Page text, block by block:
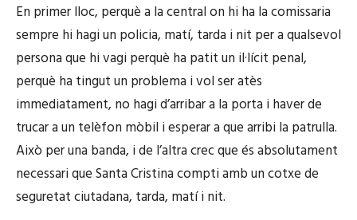
En primer lloc, perquè a la central on hi ha la comissaria
sempre hi hagi un policia, matí, tarda i nit per a qualsevol
persona que hi vagi perquè ha patit un il·lícit penal,
perquè ha tingut un problema i vol ser atès
immediatament, no hagi d’arribar a la porta i haver de
trucar a un telèfon mòbil i esperar a que arribi la patrulla.
Això per una banda, i de l’altra crec que és absolutament
necessari que Santa Cristina compti amb un cotxe de
seguretat ciutadana, tarda, matí i nit.